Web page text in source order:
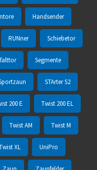
Handsender
RUNner Schiebetor
Segmente
STArter S2
200 E Twist 200 EL
Twist AM Twist M
XL UniPro